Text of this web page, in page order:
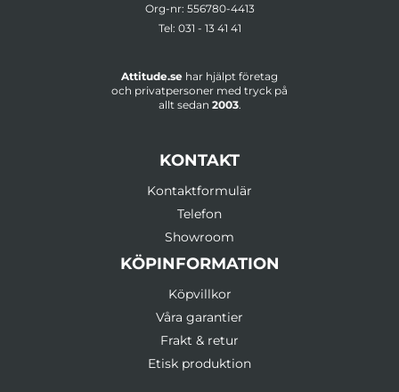
Org-nr: 556780-4413
Tel: 031 - 13 41 41
Attitude.se har hjälpt företag
och privatpersoner med tryck på
allt sedan 2003.
KONTAKT
Kontaktformulär
Telefon
Showroom
KÖPINFORMATION
Köpvillkor
Våra garantier
Frakt & retur
Etisk produktion